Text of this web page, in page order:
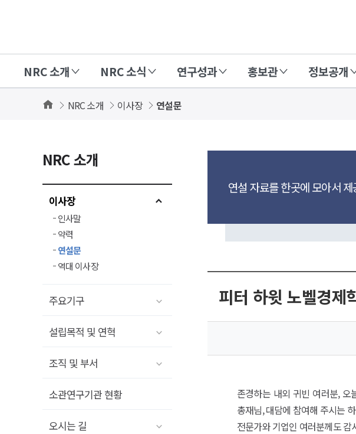
인
문
(NRC)
NRC 소개 NRC 소식 연구성과 홍보관 정보공개
HomeNRC 소개 이사장 연설문
NRC 소개
이사장
인사말
약력
연설문
역대 이사장
주요기구
설립목적 및 연혁
조직 및 부서
소관연구기관 현황
오시는 길
연설 자료를 한곳에 모아서
피터 하윗 노벨경
존경하는 내외 귀빈 여러분,
총재님, 대담에 참여해 주시는
전문가와 기업인 여러분께도 감